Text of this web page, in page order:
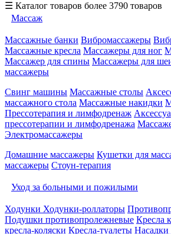
☰ Каталог товаров более 3790 товаров
Массаж
Массажные банки Вибромассажеры
Массажные кресла Массажеры для ног
Массажер для спины Массажеры для
массажеры
Свинг машины Массажные столы
массажного стола Массажные накидки
Прессотерапия и лимфодренаж
прессотерапии и лимфодренажа
Электромассажеры
Домашние массажеры Кушетки для
массажеры Стоун-терапия
Уход за больными и пожилыми
Ходунки Ходунки-роллаторы
Подушки противопролежневые Кресла
кресла-коляски Кресла-туалеты Насадки